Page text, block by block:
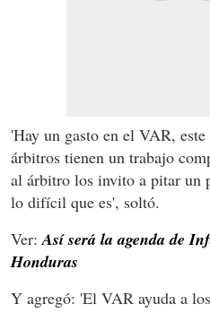
'Hay un gasto en el VAR,
árbitros tienen un trabajo
al árbitro los invito a pitar un
lo difícil que es', soltó.
Ver: Así será la agenda de
Honduras
Y agregó: 'El VAR ayuda a